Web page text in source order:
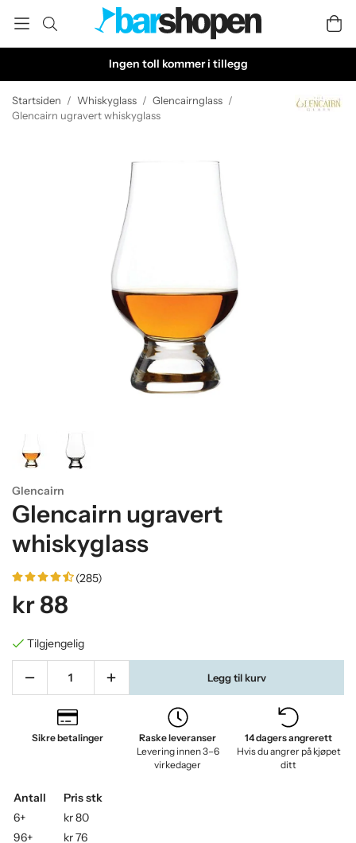
Ingen toll kommer i tillegg
Startsiden / Whiskyglass / Glencairnglass /
Glencairn ugravert whiskyglass
Glencairn
Glencairn ugravert
whiskyglass
(285)
kr 88
Tilgjengelig
Legg til kurv
Sikre betalinger
Raske leveranser
Levering innen 3–6
virkedager
14 dagers angrerett
Hvis du angrer på kjøpet
ditt
Antall
Pris stk
6+
kr 80
96+
kr 76